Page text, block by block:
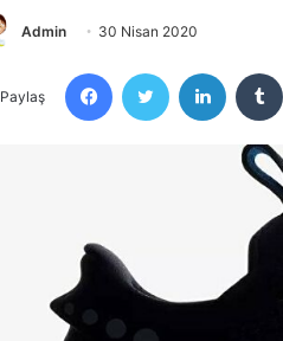
Admin 30 Nisan 2020
Paylaş
FacebookTwitter LinkedIn